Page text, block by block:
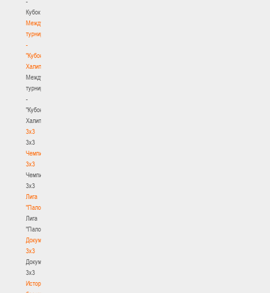
Кубок
Международный
турнир
-
"Кубок
Халипского"
Международный
турнир
-
"Кубок
Халипского"
3x3
3x3
Чемпионат
3х3
Чемпионат
3х3
Лига
"Палова"
Лига
"Палова"
Документы
3х3
Документы
3х3
История